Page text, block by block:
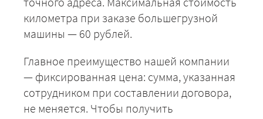
километра при заказе большегрузной
машины — 60 рублей.
Главное преимущество нашей компании
— фиксированная цена: сумма, указанная
сотрудником при составлении договора,
не меняется. Чтобы получить